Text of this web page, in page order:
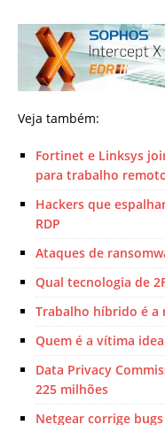
Veja também:
Fortinet e Linksys
para trabalho
Hackers que
RDP
Ataques de
Qual tecnologia de
Trabalho híbrido é a
Quem é a vítima
Data Privacy
225 milhões
Netgear corrige